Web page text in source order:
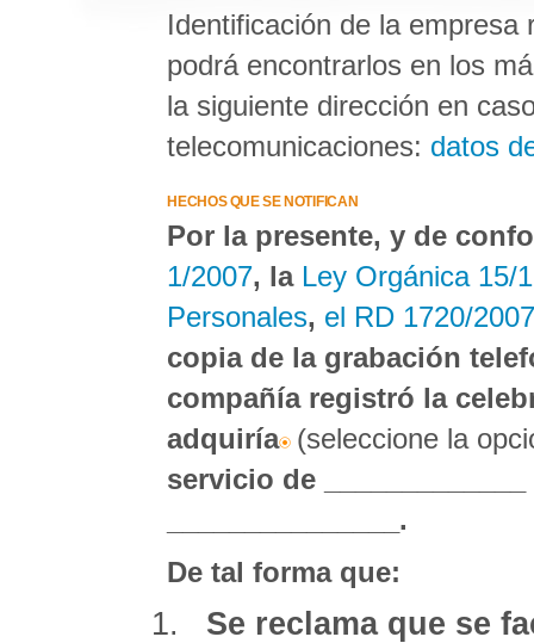
Identificación de la empresa
podrá encontrarlos en los
la siguiente dirección en
telecomunicaciones: datos
HECHOS QUE SE NOTIFICAN
Por la presente, y de
1/2007, la Ley Orgánica 15/
Personales, el RD 1720/2007
copia de la grabación
compañía registró la
adquiría (seleccione la
servicio de
_______________.
De tal forma que:
Se reclama que se